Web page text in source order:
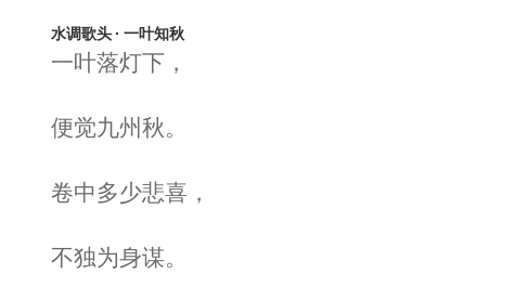
水调歌头 · 一叶知秋
一叶落灯下，
便觉九州秋。
卷中多少悲喜，
不独为身谋。